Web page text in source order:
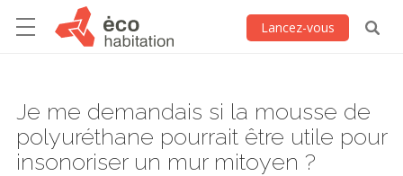
Lancez-vous
Je me demandais si la mousse de
polyuréthane pourrait être utile pour
insonoriser un mur mitoyen ?